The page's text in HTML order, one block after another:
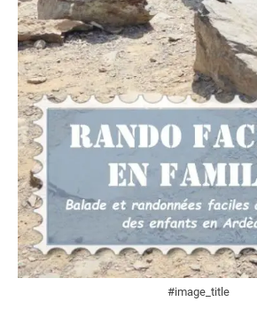
#image_title